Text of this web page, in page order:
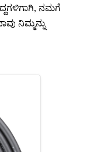
ನಮಗೆ
ನಿಮ್ಮನ್ನು